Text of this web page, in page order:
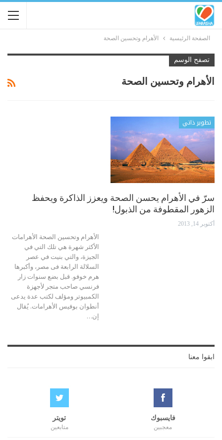
الصفحة الرئيسية الأهرام وتحسين الصحة
تصفح الوسم
الأهرام وتحسين الصحة
تطوير ذاتي
سرّ في الأهرام يحسن الصحة ويعزز الذاكرة ويحفظ
الزهور المقطوفة من الذبول!
أكتوبر 14, 2013
الأهرام وتحسين الصحة الأهرامات
الأكثر شهرة هي تلك التي في
الجيزة، والتي بنيت في عصر
السلالة الرابعة فى مصر، وأكبرها
هرم خوفو. قبل بضع سنوات زار
فرنسي صاحب متجر لأجهزة
الكمبيوتر ومؤلف لكتب عدة يدعى
أنطوان بوفيس الأهرامات. يُقال
إن…
ابقوا معنا
فايسبوك
معجبين
تويتر
متابعين